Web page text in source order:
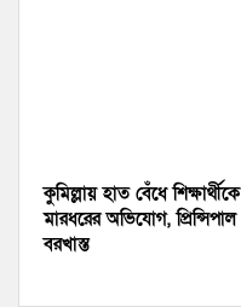
কুমিল্লায় হাত বেঁধে শিক্ষার্থীকে
মারধরের অভিযোগ, প্রিন্সিপাল
বরখাস্ত